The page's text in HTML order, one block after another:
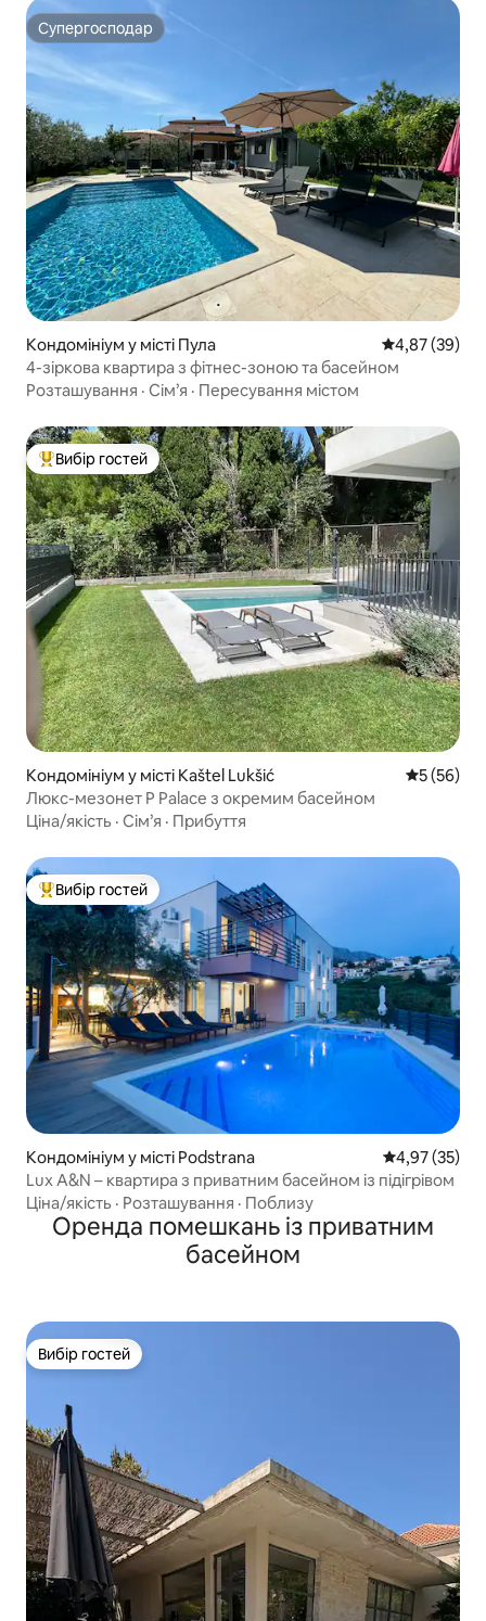
Супергосподар
Супергосподар
Кондомініум у місті Пула Середня
4,87 (39)
4-зіркова квартира з фітнес-зоною та басейном
Розташування · Сім’я · Пересування містом
Топ вибір гостей
Вибір гостей
Кондомініум у місті Kaštel Lukšić Середня
5 (56)
Люкс-мезонет P Palace з окремим басейном
Ціна/якість · Сім’я · Прибуття
Топ вибір гостей
Вибір гостей
Кондомініум у місті Podstrana Середня
4,97 (35)
Lux A&N – квартира з приватним басейном із підігрівом
Ціна/якість · Розташування · Поблизу
Оренда помешкань із приватним
басейном
Вибір гостей
Вибір гостей